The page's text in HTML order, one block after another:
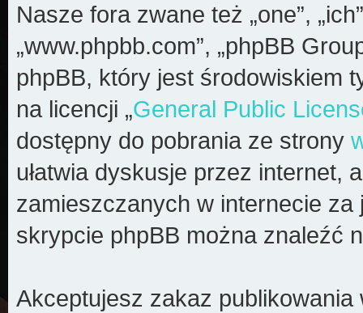
Nasze fora zwane też „one”,
„www.phpbb.com”, „phpBB
phpBB, który jest środowiskiem
na licencji „General Public
dostępny do pobrania ze strony
ułatwia dyskusje przez internet,
zamieszczanych w internecie
skrypcie phpBB można znaleźć
Akceptujesz zakaz